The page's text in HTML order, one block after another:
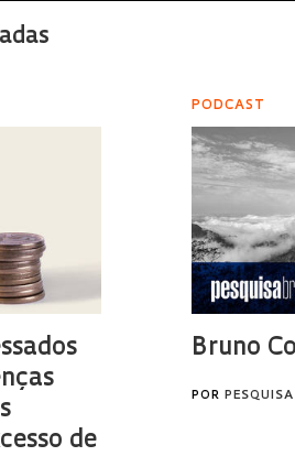
de
PODCAST
Bruno
POR